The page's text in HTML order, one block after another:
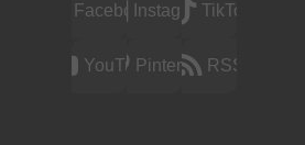
FacebookInstagramTikTok
YouTubePinterest RSS